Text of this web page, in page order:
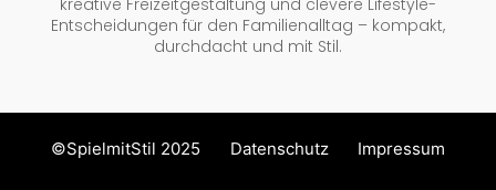
Entscheidungen für den Familienalltag – kompakt,
durchdacht und mit Stil.
©SpielmitStil 2025 Datenschutz Impressum